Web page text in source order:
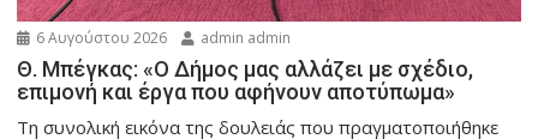
6 Αυγούστου 2026 admin admin
Θ. Μπέγκας: «Ο Δήμος μας αλλάζει με σχέδιο,
επιμονή και έργα που αφήνουν αποτύπωμα»
Τη συνολική εικόνα της δουλειάς που πραγματοποιήθηκε